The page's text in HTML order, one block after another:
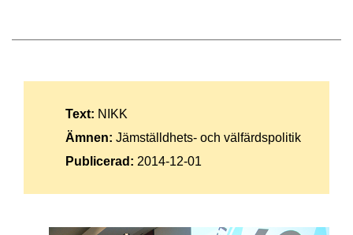
Text: NIKK
Ämnen: Jämställdhets- och välfärdspolitik
Publicerad: 2014-12-01